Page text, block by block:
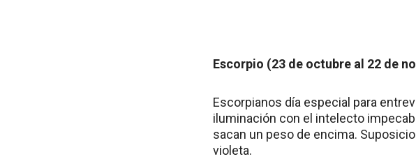
Escorpio (23 de octubre al 22 de
Escorpianos día especial para
iluminación con el intelecto
sacan un peso de encima.
violeta.